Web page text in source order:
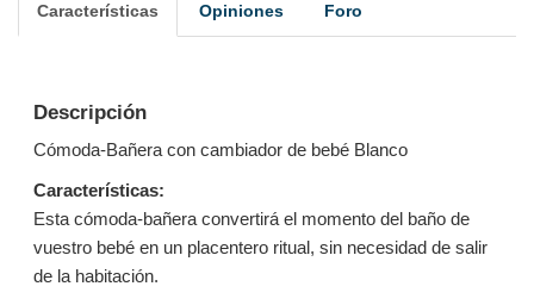
Características Opiniones Foro
Descripción
Cómoda-Bañera con cambiador de bebé Blanco
Características:
Esta cómoda-bañera convertirá el momento del baño de
vuestro bebé en un placentero ritual, sin necesidad de salir
de la habitación.